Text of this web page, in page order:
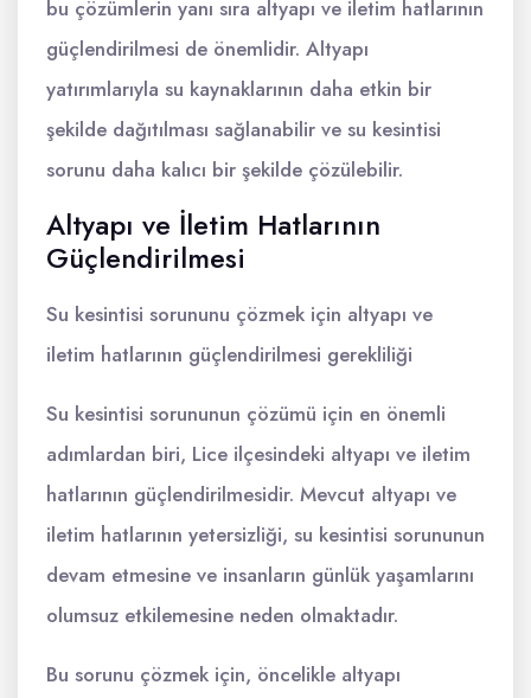
bu çözümlerin yanı sıra altyapı ve iletim hatlarının
güçlendirilmesi de önemlidir. Altyapı
yatırımlarıyla su kaynaklarının daha etkin bir
şekilde dağıtılması sağlanabilir ve su kesintisi
sorunu daha kalıcı bir şekilde çözülebilir.
Altyapı ve İletim Hatlarının
Güçlendirilmesi
Su kesintisi sorununu çözmek için altyapı ve
iletim hatlarının güçlendirilmesi gerekliliği
Su kesintisi sorununun çözümü için en önemli
adımlardan biri, Lice ilçesindeki altyapı ve iletim
hatlarının güçlendirilmesidir. Mevcut altyapı ve
iletim hatlarının yetersizliği, su kesintisi sorununun
devam etmesine ve insanların günlük yaşamlarını
olumsuz etkilemesine neden olmaktadır.
Bu sorunu çözmek için, öncelikle altyapı